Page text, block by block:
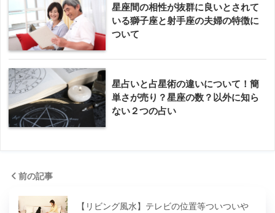
星座間の相性が抜群に良いとされて
いる獅子座と射手座の夫婦の特徴に
ついて
星占いと占星術の違いについて！簡
単さが売り？星座の数？以外に知ら
ない２つの占い
前の記事
【リビング風水】テレビの位置等ついついや